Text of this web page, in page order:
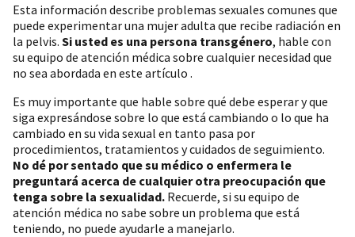
Esta información describe problemas sexuales comunes que
puede experimentar una mujer adulta que recibe radiación en
la pelvis. Si usted es una persona transgénero, hable con
su equipo de atención médica sobre cualquier necesidad que
no sea abordada en este artículo .
Es muy importante que hable sobre qué debe esperar y que
siga expresándose sobre lo que está cambiando o lo que ha
cambiado en su vida sexual en tanto pasa por
procedimientos, tratamientos y cuidados de seguimiento.
No dé por sentado que su médico o enfermera le
preguntará acerca de cualquier otra preocupación que
tenga sobre la sexualidad. Recuerde, si su equipo de
atención médica no sabe sobre un problema que está
teniendo, no puede ayudarle a manejarlo.